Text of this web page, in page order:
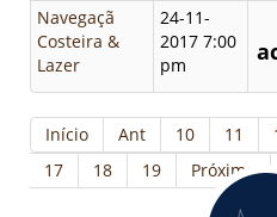
Navegaçã
Costeira &
Lazer
24-11-
2017 7:00
pm
Início Ant 10 11
17
18 19 Próximo